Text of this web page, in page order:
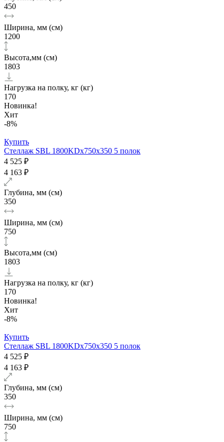
450
Ширина, мм (см)
1200
Высота,мм (см)
1803
Нагрузка на полку, кг (кг)
170
Новинка!
Хит
-8%
Купить
Стеллаж SBL 1800KDх750x350 5 полок
4 525 ₽
4 163 ₽
Глубина, мм (см)
350
Ширина, мм (см)
750
Высота,мм (см)
1803
Нагрузка на полку, кг (кг)
170
Новинка!
Хит
-8%
Купить
Стеллаж SBL 1800KDх750x350 5 полок
4 525 ₽
4 163 ₽
Глубина, мм (см)
350
Ширина, мм (см)
750